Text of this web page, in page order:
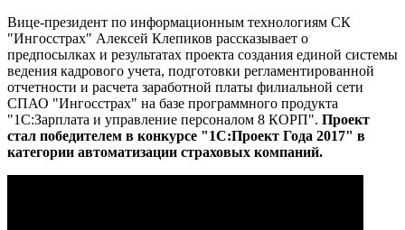
Вице-президент по информационным технологиям СК
"Ингосстрах" Алексей Клепиков рассказывает о
предпосылках и результатах проекта создания единой системы
ведения кадрового учета, подготовки регламентированной
отчетности и расчета заработной платы филиальной сети
СПАО "Ингосстрах" на базе программного продукта
"1С:Зарплата и управление персоналом 8 КОРП". Проект
стал победителем в конкурсе "1С:Проект Года 2017" в
категории автоматизации страховых компаний.